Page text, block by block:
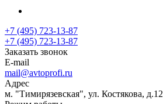
+7 (495) 723-13-87
+7 (495) 723-13-87
Заказать звонок
E-mail
mail@avtoprofi.ru
Адрес
м. "Тимирязевская", ул. Костякова, д.12